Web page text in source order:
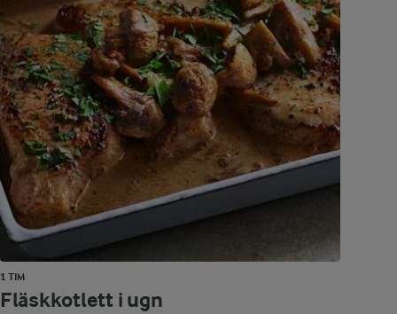
1 TIM
Fläskkotlett i ugn